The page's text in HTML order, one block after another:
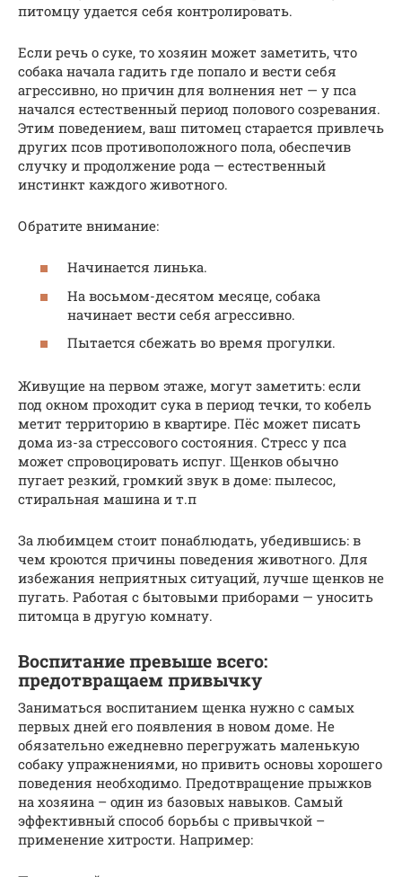
питомцу удается себя контролировать.
Если речь о суке, то хозяин может заметить, что
собака начала гадить где попало и вести себя
агрессивно, но причин для волнения нет — у пса
начался естественный период полового созревания.
Этим поведением, ваш питомец старается привлечь
других псов противоположного пола, обеспечив
случку и продолжение рода — естественный
инстинкт каждого животного.
Обратите внимание:
Начинается линька.
На восьмом-десятом месяце, собака
начинает вести себя агрессивно.
Пытается сбежать во время прогулки.
Живущие на первом этаже, могут заметить: если
под окном проходит сука в период течки, то кобель
метит территорию в квартире. Пёс может писать
дома из-за стрессового состояния. Стресс у пса
может спровоцировать испуг. Щенков обычно
пугает резкий, громкий звук в доме: пылесос,
стиральная машина и т.п
За любимцем стоит понаблюдать, убедившись: в
чем кроются причины поведения животного. Для
избежания неприятных ситуаций, лучше щенков не
пугать. Работая с бытовыми приборами — уносить
питомца в другую комнату.
Воспитание превыше всего:
предотвращаем привычку
Заниматься воспитанием щенка нужно с самых
первых дней его появления в новом доме. Не
обязательно ежедневно перегружать маленькую
собаку упражнениями, но привить основы хорошего
поведения необходимо. Предотвращение прыжков
на хозяина – один из базовых навыков. Самый
эффективный способ борьбы с привычкой –
применение хитрости. Например: